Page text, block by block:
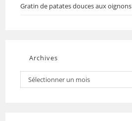
Gratin de patates douces aux oignons
Archives
Sélectionner un mois